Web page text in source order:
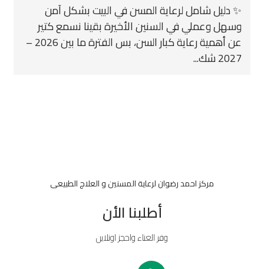
✨ دليل شامل لرعاية المسن في البيت بشكل آمن
وسهل وعملي في السنين الأخيرة بقينا نسمع كتير
عن أهمية رعاية كبار السن، بس الفترة ما بين 2026 –
2027 شك...
مركز احمد رضوان لرعاية المسنين و العلاج الطبيعى
أطلبنا الأن
وفر العناء واحجز اونلاين